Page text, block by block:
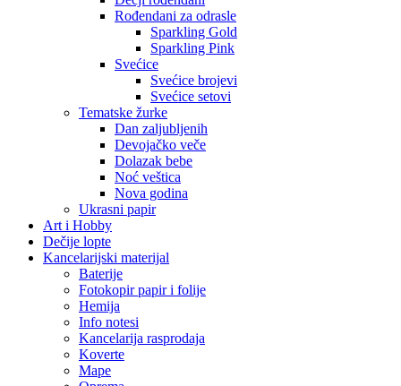
Rođendani za odrasle
Sparkling Gold
Sparkling Pink
Svećice
Svećice brojevi
Svećice setovi
Tematske žurke
Dan zaljubljenih
Devojačko veče
Dolazak bebe
Noć veštica
Nova godina
Ukrasni papir
Art i Hobby
Dečije lopte
Kancelarijski materijal
Baterije
Fotokopir papir i folije
Hemija
Info notesi
Kancelarija rasprodaja
Koverte
Mape